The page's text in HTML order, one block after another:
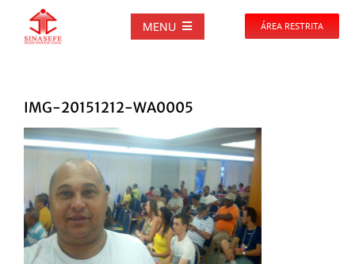
MENU
NOTÍCIAS
PUBLICAÇÕES
DOCUMENTOS
ÁREA RESTRITA
IMG-20151212-WA0005